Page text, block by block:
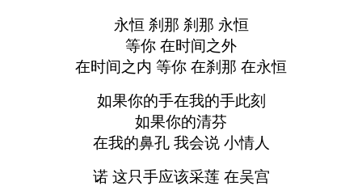
永恒 刹那 刹那 永恒
等你 在时间之外
在时间之内 等你 在刹那 在永恒
如果你的手在我的手此刻
如果你的清芬
在我的鼻孔 我会说 小情人
诺 这只手应该采莲 在吴宫